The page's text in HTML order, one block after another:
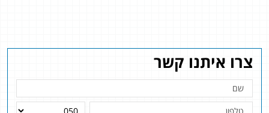
צרו איתנו קשר